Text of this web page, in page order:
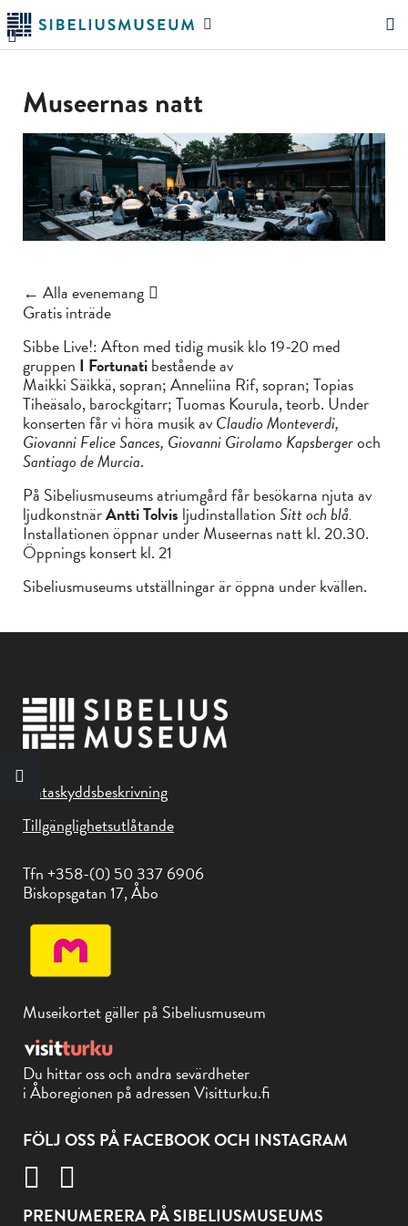
Hoppa
till
huvudinnehållet
Sök
Museernas natt
← Alla evenemang
Gratis inträde
Sibbe Live!: Afton med tidig musik klo 19-20 med
gruppen I Fortunatibestående av
Maikki Säikkä, sopran; Anneliina Rif, sopran; Topias
Tiheäsalo, barockgitarr; Tuomas Kourula, teorb. Under
konserten får vi höra musik avClaudio Monteverdi,
Giovanni Felice Sances, Giovanni Girolamo Kapsbergeroch
Santiago de Murcia.
På Sibeliusmuseums atriumgård får besökarna njuta av
ljudkonstnärAntti Tolvis ljudinstallationSitt och blå.
Installationen öppnar under Museernas natt kl. 20.30.
Öppnings konsert kl. 21
Sibeliusmuseums utställningar är öppna under kvällen.
Dataskyddsbeskrivning
Tillgänglighetsutlåtande
Tfn +358-(0) 50 337 6906
Biskopsgatan 17, Åbo
Museikortet gäller på Sibeliusmuseum
Du hittar oss och andra sevärdheter
i Åboregionen på adressen Visitturku.fi
FÖLJ OSS PÅ FACEBOOK OCH INSTAGRAM
PRENUMERERA PÅ SIBELIUSMUSEUMS